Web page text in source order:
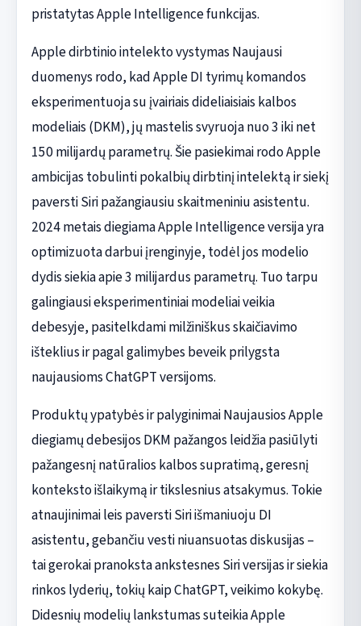
pristatytas Apple Intelligence funkcijas.
Apple dirbtinio intelekto vystymas Naujausi
duomenys rodo, kad Apple DI tyrimų komandos
eksperimentuoja su įvairiais dideliaisiais kalbos
modeliais (DKM), jų mastelis svyruoja nuo 3 iki net
150 milijardų parametrų. Šie pasiekimai rodo Apple
ambicijas tobulinti pokalbių dirbtinį intelektą ir siekį
paversti Siri pažangiausiu skaitmeniniu asistentu.
2024 metais diegiama Apple Intelligence versija yra
optimizuota darbui įrenginyje, todėl jos modelio
dydis siekia apie 3 milijardus parametrų. Tuo tarpu
galingiausi eksperimentiniai modeliai veikia
debesyje, pasitelkdami milžiniškus skaičiavimo
išteklius ir pagal galimybes beveik prilygsta
naujausioms ChatGPT versijoms.
Produktų ypatybės ir palyginimai Naujausios Apple
diegiamų debesijos DKM pažangos leidžia pasiūlyti
pažangesnį natūralios kalbos supratimą, geresnį
konteksto išlaikymą ir tikslesnius atsakymus. Tokie
atnaujinimai leis paversti Siri išmaniuoju DI
asistentu, gebančiu vesti niuansuotas diskusijas –
tai gerokai pranoksta ankstesnes Siri versijas ir siekia
rinkos lyderių, tokių kaip ChatGPT, veikimo kokybę.
Didesnių modelių lankstumas suteikia Apple